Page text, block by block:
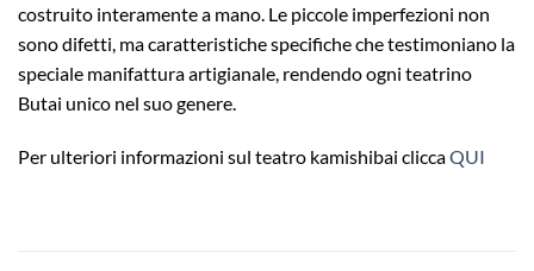
costruito interamente a mano. Le piccole imperfezioni non
sono difetti, ma caratteristiche specifiche che testimoniano la
speciale manifattura artigianale, rendendo ogni teatrino
Butai unico nel suo genere.
Per ulteriori informazioni sul teatro kamishibai cliccaQUI